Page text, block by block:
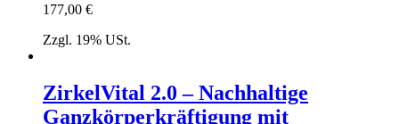
177,00 €
Zzgl. 19% USt.
ZirkelVital 2.0 – Nachhaltige
Ganzkörperkräftigung mit